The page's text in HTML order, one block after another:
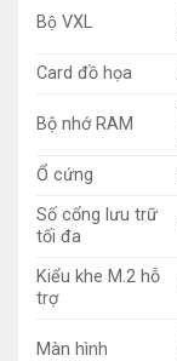
Bộ VXL
Card đồ họa
Bộ nhớ RAM
Ổ cứng
Số cổng lưu trữ
tối đa
Kiểu khe M.2 hỗ
trợ
Màn hình